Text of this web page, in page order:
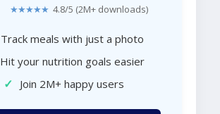
★★★★★ 4.8/5 (2M+ downloads)
Track meals with just a photo
Hit your nutrition goals easier
✓ Join 2M+ happy users